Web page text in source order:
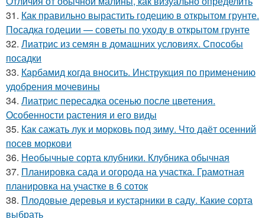
31. Как правильно вырастить годецию в открытом грунте.
Посадка годеции — советы по уходу в открытом грунте
32. Лиатрис из семян в домашних условиях. Способы
посадки
33. Карбамид когда вносить. Инструкция по применению
удобрения мочевины
34. Лиатрис пересадка осенью после цветения.
Особенности растения и его виды
35. Как сажать лук и морковь под зиму. Что даёт осенний
посев моркови
36. Необычные сорта клубники. Клубника обычная
37. Планировка сада и огорода на участка. Грамотная
планировка на участке в 6 соток
38. Плодовые деревья и кустарники в саду. Какие сорта
выбрать